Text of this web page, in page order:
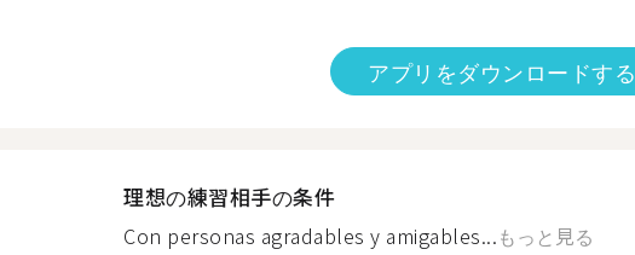
アプリをダウンロードする
理想の練習相手の条件
Con personas agradables y amigables...もっと見る